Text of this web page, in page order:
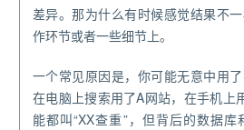
差异。那为什么有时候感觉结果不
作环节或者一些细节上。
一个常见原因是，你可能无意中用
在电脑上搜索用了A网站，在手机上
能都叫“XX查重”，但背后的数据